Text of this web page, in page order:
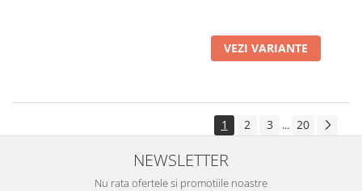
VEZI VARIANTE
1 2 3 ... 20
NEWSLETTER
Nu rata ofertele si promotiile noastre